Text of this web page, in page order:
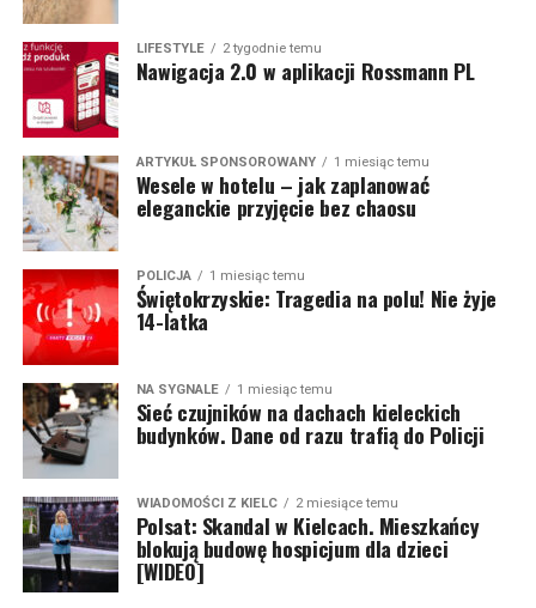
LIFESTYLE 2 tygodnie temu
Nawigacja 2.0 w aplikacji Rossmann PL
ARTYKUŁ SPONSOROWANY 1 miesiąc temu
Wesele w hotelu – jak zaplanować
eleganckie przyjęcie bez chaosu
POLICJA 1 miesiąc temu
Świętokrzyskie: Tragedia na polu! Nie żyje
14-latka
NA SYGNALE 1 miesiąc temu
Sieć czujników na dachach kieleckich
budynków. Dane od razu trafią do Policji
WIADOMOŚCI Z KIELC 2 miesiące temu
Polsat: Skandal w Kielcach. Mieszkańcy
blokują budowę hospicjum dla dzieci
[WIDEO]